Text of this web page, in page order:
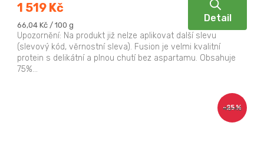
1 519 Kč
Měrná
cena:
66,04 Kč / 100 g
Detail
Upozornění: Na produkt již nelze aplikovat další slevu
(slevový kód, věrnostní sleva). Fusion je velmi kvalitní
protein s delikátní a plnou chutí bez aspartamu. Obsahuje
75%...
40 Kč
–25 %